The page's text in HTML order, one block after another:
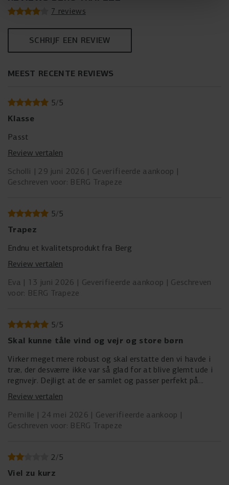
7 reviews
SCHRIJF EEN REVIEW
MEEST RECENTE REVIEWS
5/5
Klasse
Passt
Review vertalen
Scholli
29 juni 2026
Geverifieerde aankoop
Geschreven voor: BERG Trapeze
5/5
Trapez
Endnu et kvalitetsprodukt fra Berg
Review vertalen
Eva
13 juni 2026 Geverifieerde aankoop
Geschreven
voor: BERG Trapeze
5/5
Skal kunne tåle vind og vejr og store børn
Virker meget mere robust og skal erstatte den vi havde i
træ, der desværre ikke var så glad for at blive glemt ude i
regnvejr. Dejligt at de er samlet og passer perfekt på
stativet uden der skal købes ekstra
Review vertalen
Pernille
24 mei 2026
Geverifieerde aankoop
Geschreven voor: BERG Trapeze
2/5
Viel zu kurz